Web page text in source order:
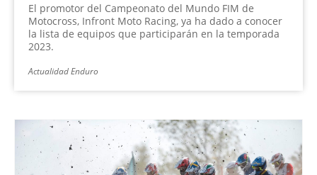
El promotor del Campeonato del Mundo FIM de
Motocross, Infront Moto Racing, ya ha dado a conocer
la lista de equipos que participarán en la temporada
2023.
Actualidad Enduro